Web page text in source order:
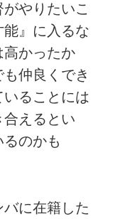
やりたいこ
』に入るな
高かったか
仲良くでき
ることには
えるとい
のかも
に在籍した